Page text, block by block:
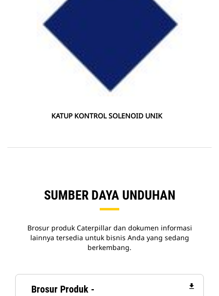
KATUP KONTROL SOLENOID UNIK
SUMBER DAYA UNDUHAN
Brosur produk Caterpillar dan dokumen informasi
lainnya tersedia untuk bisnis Anda yang sedang
berkembang.
Brosur Produk -
file_download